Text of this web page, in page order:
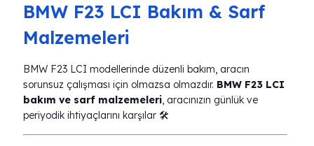
BMW F23 LCI Bakım & Sarf
Malzemeleri
BMW F23 LCI modellerinde düzenli bakım, aracın
sorunsuz çalışması için olmazsa olmazdır. BMW F23 LCI
bakım ve sarf malzemeleri, aracınızın günlük ve
periyodik ihtiyaçlarını karşılar 🛠️